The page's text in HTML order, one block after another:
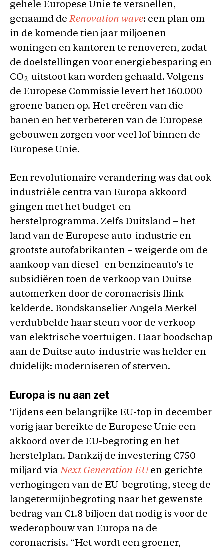
gehele Europese Unie te versnellen,
genaamd de Renovation wave: een plan om
in de komende tien jaar miljoenen
woningen en kantoren te renoveren, zodat
de doelstellingen voor energiebesparing en
CO2-uitstoot kan worden gehaald. Volgens
de Europese Commissie levert het 160.000
groene banen op. Het creëren van die
banen en het verbeteren van de Europese
gebouwen zorgen voor veel lof binnen de
Europese Unie.
Een revolutionaire verandering was dat ook
industriële centra van Europa akkoord
gingen met het budget-en-
herstelprogramma. Zelfs Duitsland – het
land van de Europese auto-industrie en
grootste autofabrikanten – weigerde om de
aankoop van diesel- en benzineauto’s te
subsidiëren toen de verkoop van Duitse
automerken door de coronacrisis flink
kelderde. Bondskanselier Angela Merkel
verdubbelde haar steun voor de verkoop
van elektrische voertuigen. Haar boodschap
aan de Duitse auto-industrie was helder en
duidelijk: moderniseren of sterven.
Europa is nu aan zet
Tijdens een belangrijke EU-top in december
vorig jaar bereikte de Europese Unie een
akkoord over de EU-begroting en het
herstelplan. Dankzij de investering €750
miljard via Next Generation EU en gerichte
verhogingen van de EU-begroting, steeg de
langetermijnbegroting naar het gewenste
bedrag van €1.8 biljoen dat nodig is voor de
wederopbouw van Europa na de
coronacrisis. “Het wordt een groener,